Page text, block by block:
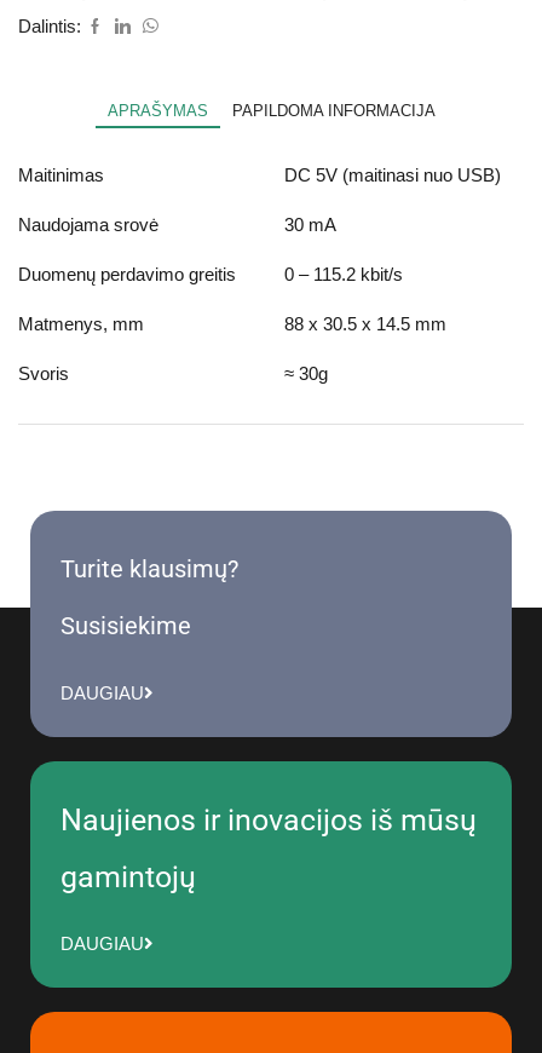
Dalintis:
APRAŠYMAS PAPILDOMA INFORMACIJA
Maitinimas DC 5V (maitinasi nuo USB)
Naudojama srovė 30 mA
Duomenų perdavimo greitis 0 – 115.2 kbit/s
Matmenys, mm 88 x 30.5 x 14.5 mm
Svoris ≈ 30g
Turite klausimų?
Susisiekime
DAUGIAU
Naujienos ir inovacijos iš mūsų
gamintojų
DAUGIAU